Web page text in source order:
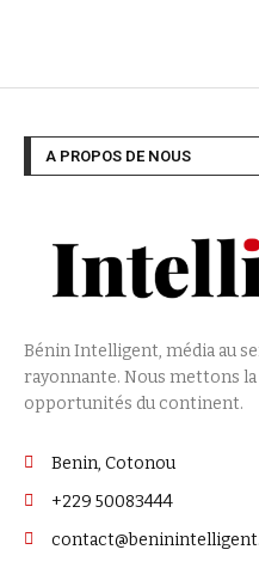
A PROPOS DE NOUS
Bénin Intelligent, média au
rayonnante. Nous mettons
opportunités du continent.
Benin, Cotonou
+229 50083444